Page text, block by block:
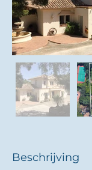
Beschrijving